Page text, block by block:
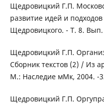
Щедровицкий Г.П.
развитие идей и
Щедровицкого. - Т. 8.
Щедровицкий Г.П.
Сборник текстов (2) / Из
М.: Наследие мМк, 2004. -
Щедровицкий Г.П.